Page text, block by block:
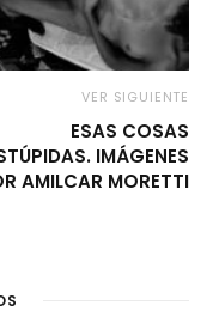
VER SIGUIENTE
ESAS COSAS
IMÁGENES
AMILCAR MORETTI